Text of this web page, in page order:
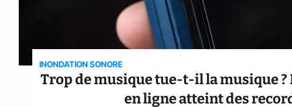
INONDATION SONORE
Trop de musique tue-t-il la musique
en ligne atteint des